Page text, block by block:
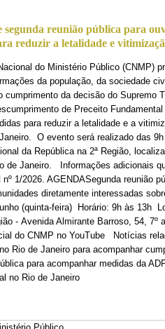
reunião pública para
reduzir a letalidade e
do Ministério Público (CNMP)
da população, da sociedade
da decisão do Supremo
de Preceito
para reduzir a letalidade e a
O evento será realizado das
da República na 2ª Região,
de Janeiro. Informações adicionais
1/2026. AGENDASegunda reunião
diretamente interessadas
(quinta-feira) Horário: 9h às 13h
- Avenida Almirante Barroso, 54, 7º
do CNMP no YouTube Notícias
Rio de Janeiro para acompanhar
para acompanhar medidas da
no Rio de Janeiro